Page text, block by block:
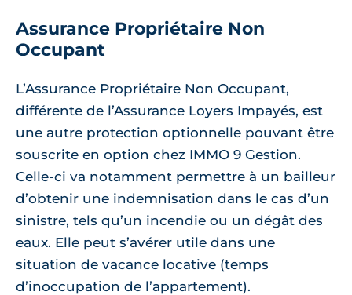
Assurance Propriétaire Non
Occupant
L’Assurance Propriétaire Non Occupant,
différente de l’Assurance Loyers Impayés, est
une autre protection optionnelle pouvant être
souscrite en option chez IMMO 9 Gestion.
Celle-ci va notamment permettre à un bailleur
d’obtenir une indemnisation dans le cas d’un
sinistre, tels qu’un incendie ou un dégât des
eaux. Elle peut s’avérer utile dans une
situation de vacance locative (temps
d’inoccupation de l’appartement).